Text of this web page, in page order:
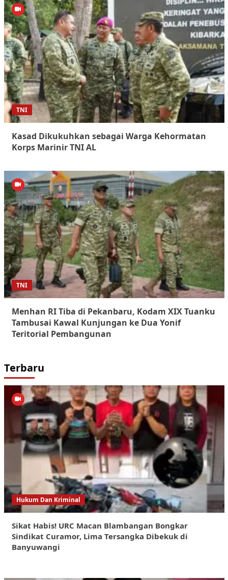
TNI
Kasad Dikukuhkan sebagai Warga Kehormatan
Korps Marinir TNI AL
TNI
Menhan RI Tiba di Pekanbaru, Kodam XIX Tuanku
Tambusai Kawal Kunjungan ke Dua Yonif
Teritorial Pembangunan
Terbaru
Hukum Dan Kriminal
Sikat Habis! URC Macan Blambangan Bongkar
Sindikat Curamor, Lima Tersangka Dibekuk di
Banyuwangi